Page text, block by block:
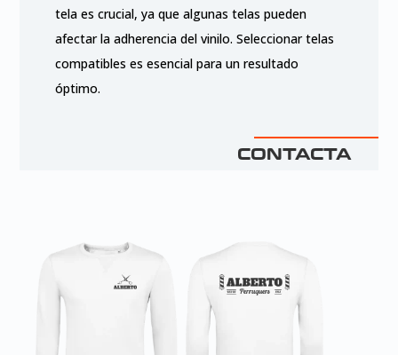
tela es crucial, ya que algunas telas pueden
afectar la adherencia del vinilo. Seleccionar telas
compatibles es esencial para un resultado
óptimo.
CONTACTA